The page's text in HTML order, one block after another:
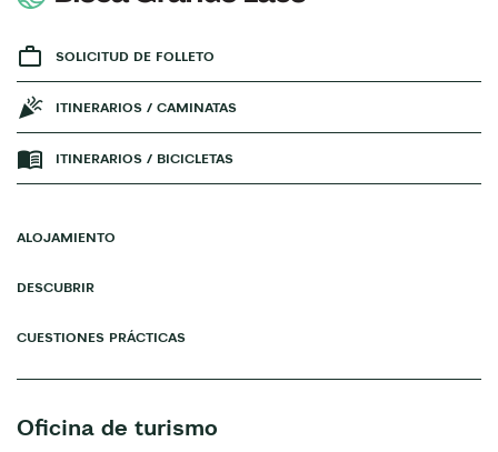
SOLICITUD DE FOLLETO
ITINERARIOS / CAMINATAS
ITINERARIOS / BICICLETAS
ALOJAMIENTO
DESCUBRIR
CUESTIONES PRÁCTICAS
Oficina de turismo